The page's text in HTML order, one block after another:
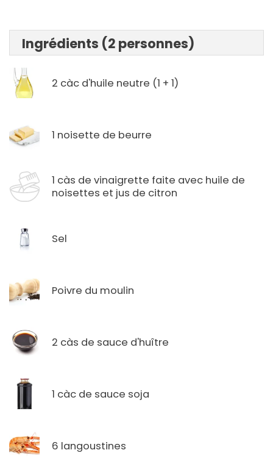
Ingrédients (2 personnes)
2 càc d'huile neutre (1 + 1)
1 noisette de beurre
1 càs de vinaigrette faite avec huile de
noisettes et jus de citron
Sel
Poivre du moulin
2 càs de sauce d'huître
1 càc de sauce soja
6 langoustines